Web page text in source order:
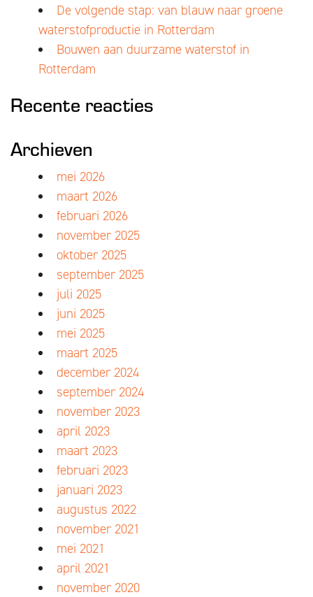
De volgende stap: van blauw naar groene
waterstofproductie in Rotterdam
Bouwen aan duurzame waterstof in
Rotterdam
Recente reacties
Archieven
mei 2026
maart 2026
februari 2026
november 2025
oktober 2025
september 2025
juli 2025
juni 2025
mei 2025
maart 2025
december 2024
september 2024
november 2023
april 2023
maart 2023
februari 2023
januari 2023
augustus 2022
november 2021
mei 2021
april 2021
november 2020